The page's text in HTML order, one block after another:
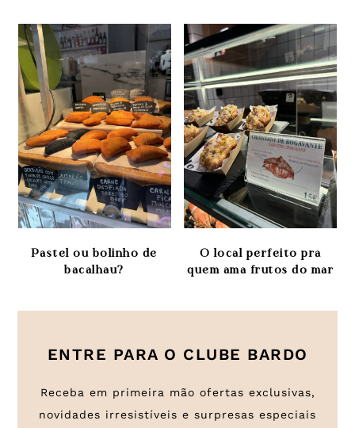
Pastel ou bolinho de
bacalhau?
O local perfeito pra
quem ama frutos do mar
ENTRE PARA O CLUBE BARDO
Receba em primeira mão ofertas exclusivas,
novidades irresistíveis e surpresas especiais